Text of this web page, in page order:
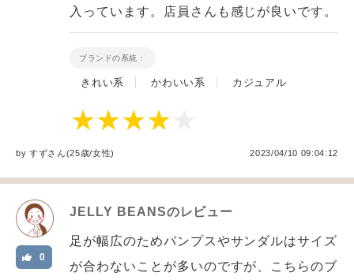
入っています。店員さんも感じが良いです。
ブランドの系統：
きれい系 かわいい系 カジュアル
byすずさん(25歳/女性) 2023/04/10 09:04:12
JELLY BEANSのレビュー
0
足が幅広のためパンプスやサンダルはサイズ
が合わないことが多いのですが、こちらのブ